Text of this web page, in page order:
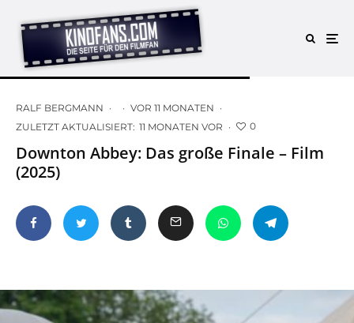
RALF BERGMANN · · VOR 11 MONATEN ·
ZULETZT AKTUALISIERT: 11 MONATEN VOR · 0
Downton Abbey: Das große Finale – Film
(2025)